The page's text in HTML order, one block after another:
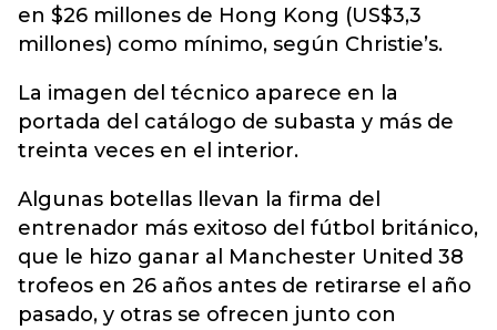
en $26 millones de Hong Kong (US$3,3
millones) como mínimo, según Christie’s.
La imagen del técnico aparece en la
portada del catálogo de subasta y más de
treinta veces en el interior.
Algunas botellas llevan la firma del
entrenador más exitoso del fútbol británico,
que le hizo ganar al Manchester United 38
trofeos en 26 años antes de retirarse el año
pasado, y otras se ofrecen junto con